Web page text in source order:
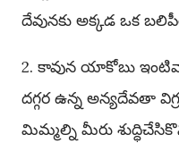
దేవునకు అక్కడ ఒక
2. కావున యాకోబు
దగ్గర ఉన్న అన్యదేవతా
మిమ్మల్ని మీరు